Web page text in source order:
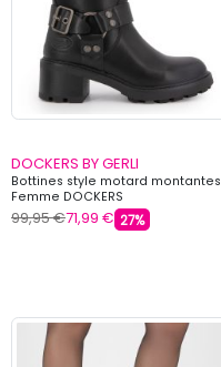
DOCKERS BY GERLI
Bottines style motard montantes
Femme DOCKERS
99,95 €71,99 € 27%